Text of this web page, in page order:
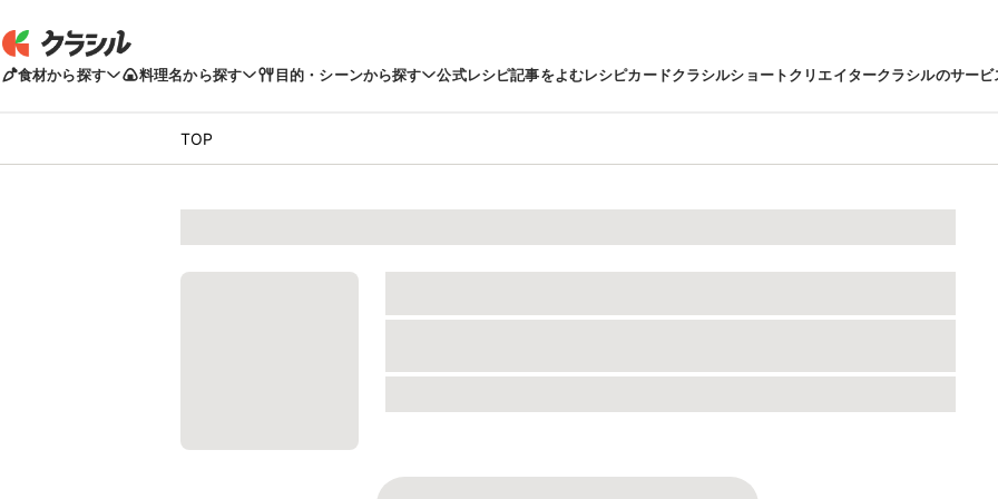
食材から探す 料理名から探す 目的・シーンから探す 公式レシピ記事をよむレシピカードクラシルショートクリエイタークラシルのサービ
TOP